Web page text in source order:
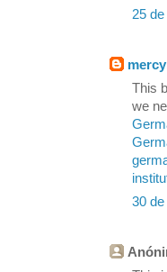
25
This
we
30